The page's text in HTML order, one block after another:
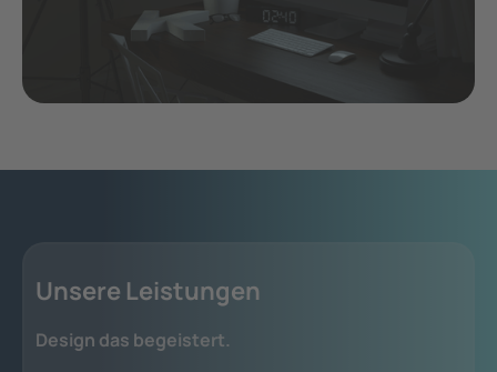
Unsere Leistungen
Design das begeistert.